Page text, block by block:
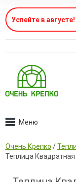
Успейте в августе!
Очень Крепко /
Теплица